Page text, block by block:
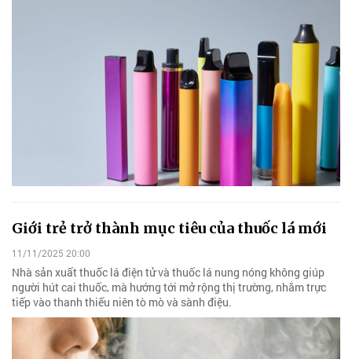
Giới trẻ trở thành mục tiêu của thuốc lá mới
11/11/2025 20:00
Nhà sản xuất thuốc lá điện tử và thuốc lá nung nóng không giúp
người hút cai thuốc, mà hướng tới mở rộng thị trường, nhắm trực
tiếp vào thanh thiếu niên tò mò và sành điệu.